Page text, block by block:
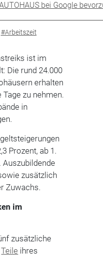
bei Google
#Arbeitszeit
ist im
Die rund 24.000
erhalten
zu nehmen.
in
Prozent, ab 1.
Auszubildende
zusätzlich
Zuwachs.
im
zusätzliche
Teile ihres